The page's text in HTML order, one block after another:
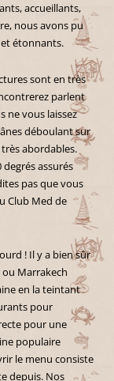
accueillants,
nous avons pu
étonnants.
sont en très
parlent
ne vous laissez
déboulant sur
abordables.
degrés assurés
pas que vous
Club Med de
! Il y a bien sûr
ou Marrakech
en la teintant
pour
pour une
populaire
le menu consiste
depuis. Nos